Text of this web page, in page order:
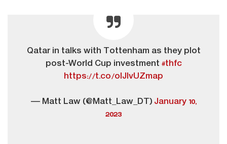
Qatar in talks with Tottenham as they plot
post-World Cup investment #thfc
https://t.co/oIJIvUZmap
— Matt Law (@Matt_Law_DT) January 10,
2023